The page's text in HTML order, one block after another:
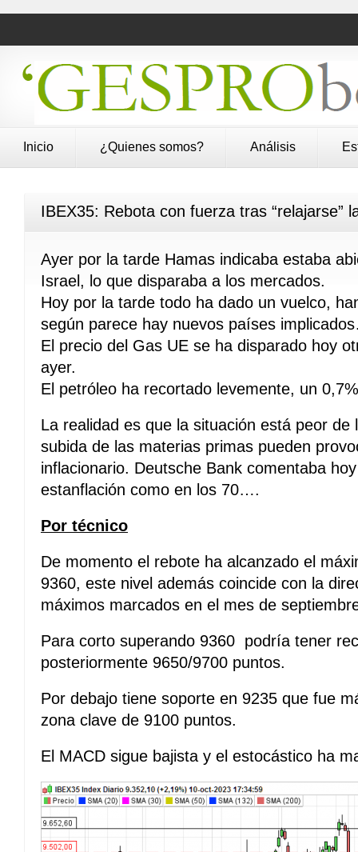
Inicio ¿Quienes somos? Análisis
IBEX35: Rebota con fuerza tras “relajarse”
Ayer por la tarde Hamas indicaba estaba
Israel, lo que disparaba a los mercados.
Hoy por la tarde todo ha dado un vuelco,
según parece hay nuevos países
El precio del Gas UE se ha disparado hoy
ayer.
El petróleo ha recortado levemente, un 0,7%
La realidad es que la situación está peor
subida de las materias primas pueden
inflacionario. Deutsche Bank comentaba
estanflación como en los 70….
Por técnico
De momento el rebote ha alcanzado el
9360, este nivel además coincide con la
máximos marcados en el mes de
Para corto superando 9360 podría tener
posteriormente 9650/9700 puntos.
Por debajo tiene soporte en 9235 que fue
zona clave de 9100 puntos.
El MACD sigue bajista y el estocástico ha